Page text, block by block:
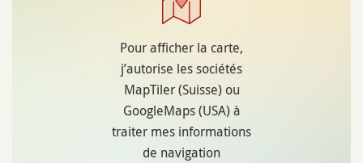
Pour afficher la carte,
j’autorise les sociétés
MapTiler (Suisse) ou
GoogleMaps (USA) à
traiter mes informations
de navigation